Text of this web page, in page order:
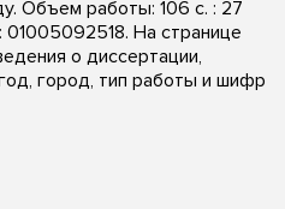
Объем работы: 106 с. : 27
01005092518. На странице
о диссертации,
город, тип работы и шифр